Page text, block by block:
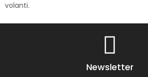
volanti.
Newsletter